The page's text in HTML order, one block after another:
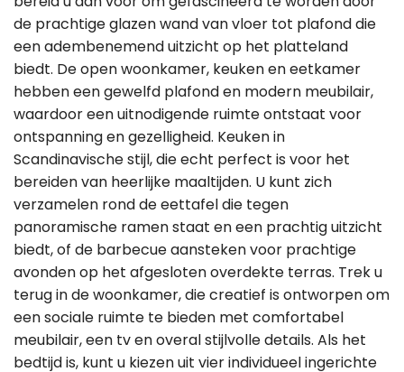
de prachtige glazen wand van vloer tot plafond die
een adembenemend uitzicht op het platteland
biedt. De open woonkamer, keuken en eetkamer
hebben een gewelfd plafond en modern meubilair,
waardoor een uitnodigende ruimte ontstaat voor
ontspanning en gezelligheid. Keuken in
Scandinavische stijl, die echt perfect is voor het
bereiden van heerlijke maaltijden. U kunt zich
verzamelen rond de eettafel die tegen
panoramische ramen staat en een prachtig uitzicht
biedt, of de barbecue aansteken voor prachtige
avonden op het afgesloten overdekte terras. Trek u
terug in de woonkamer, die creatief is ontworpen om
een sociale ruimte te bieden met comfortabel
meubilair, een tv en overal stijlvolle details. Als het
bedtijd is, kunt u kiezen uit vier individueel ingerichte